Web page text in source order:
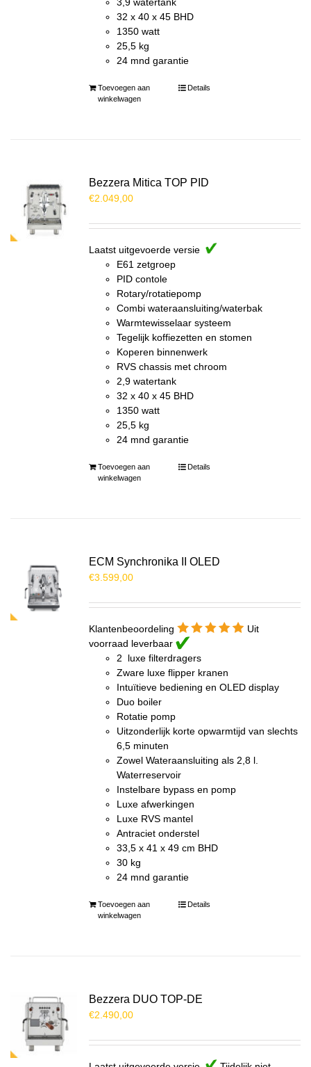
3,9 watertank
32 x 40 x 45 BHD
1350 watt
25,5 kg
24 mnd garantie
Toevoegen aan
winkelwagen
Details
Bezzera Mitica TOP PID
€2.049,00
Laatst uitgevoerde versie
E61 zetgroep
PID contole
Rotary/rotatiepomp
Combi wateraansluiting/waterbak
Warmtewisselaar systeem
Tegelijk koffiezetten en stomen
Koperen binnenwerk
RVS chassis met chroom
2,9 watertank
32 x 40 x 45 BHD
1350 watt
25,5 kg
24 mnd garantie
Toevoegen aan
winkelwagen
Details
ECM Synchronika II OLED
€3.599,00
Klantenbeoordeling
Uit
voorraad leverbaar
2 luxe filterdragers
Zware luxe flipper kranen
Intuïtieve bediening en OLED display
Duo boiler
Rotatie pomp
Uitzonderlijk korte opwarmtijd van slechts
6,5 minuten
Zowel Wateraansluiting als 2,8 l.
Waterreservoir
Instelbare bypass en pomp
Luxe afwerkingen
Luxe RVS mantel
Antraciet onderstel
33,5 x 41 x 49 cm BHD
30 kg
24 mnd garantie
Toevoegen aan
winkelwagen
Details
Bezzera DUO TOP-DE
€2.490,00